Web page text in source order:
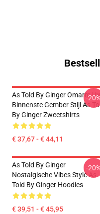
As Told By Ginger Omarm
Binnenste Gember Stijl As
By Ginger Zweetshirts
€ 37,67 - € 44,11
-
As Told By Ginger
Nostalgische Vibes Style As
Told By Ginger Hoodies
€ 39,51 - € 45,95
-